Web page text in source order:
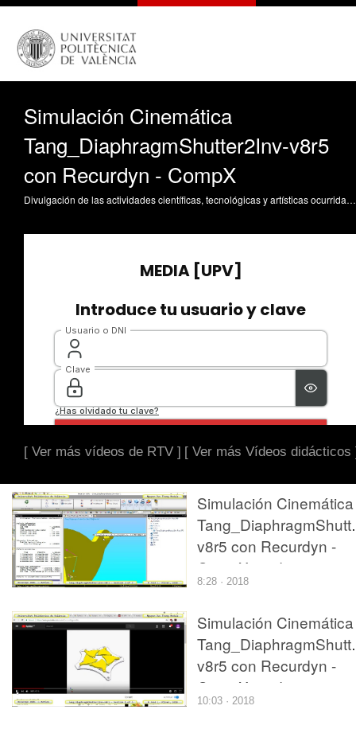
Simulación Cinemática
Tang_DiaphragmShutter2Inv-v8r5
con Recurdyn - CompX
Divulgación de las actividades científicas, tecnológicas y artísticas ocurridas en los tres campus de la UPV
[ Ver más vídeos de RTV ] [ Ver más Vídeos didácticos
Simulación Cinemática
v8r5 con Recurdyn -
CompX - 3 de 3
8:28 · 2018
Simulación Cinemática
v8r5 con Recurdyn -
CompX - 1 de 3
10:03 · 2018